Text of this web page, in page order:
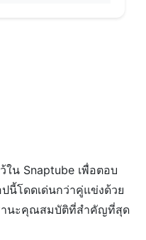
น Snaptube เพื่อตอบ
นี้โดดเด่นกว่าคู่แข่งด้วย
านะคุณสมบัติที่สำคัญที่สุด